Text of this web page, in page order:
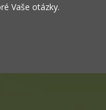
Vaše otázky.